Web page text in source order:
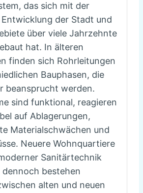
das sich mit der
der Stadt und
über viele Jahrzehnte
hat. In älteren
finden sich Rohrleitungen
Bauphasen, die
beansprucht werden.
sind funktional, reagieren
auf Ablagerungen,
Materialschwächen und
Neuere Wohnquartiere
Sanitärtechnik
dennoch bestehen
alten und neuen